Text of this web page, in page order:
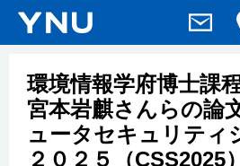
環境情報学府博士課
宮本岩麒さんらの論
ュータセキュリティ
２０２５（CSS2025